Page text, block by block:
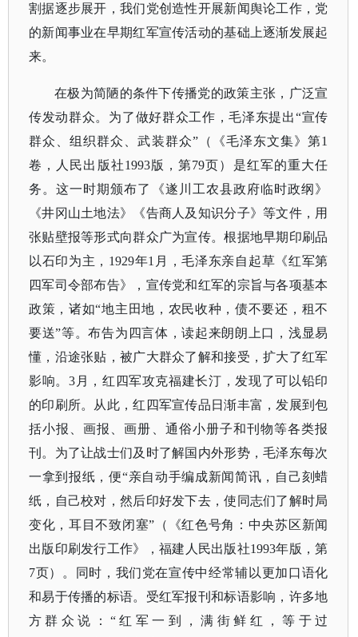
割据逐步展开，我们党创造性开展新闻舆论工作，党
的新闻事业在早期红军宣传活动的基础上逐渐发展起
来。
在极为简陋的条件下传播党的政策主张，广泛宣
传发动群众。为了做好群众工作，毛泽东提出“宣传
群众、组织群众、武装群众”（《毛泽东文集》第1
卷，人民出版社1993版，第79页）是红军的重大任
务。这一时期颁布了《遂川工农县政府临时政纲》
《井冈山土地法》《告商人及知识分子》等文件，用
张贴壁报等形式向群众广为宣传。根据地早期印刷品
以石印为主，1929年1月，毛泽东亲自起草《红军第
四军司令部布告》，宣传党和红军的宗旨与各项基本
政策，诸如“地主田地，农民收种，债不要还，租不
要送”等。布告为四言体，读起来朗朗上口，浅显易
懂，沿途张贴，被广大群众了解和接受，扩大了红军
影响。3月，红四军攻克福建长汀，发现了可以铅印
的印刷所。从此，红四军宣传品日渐丰富，发展到包
括小报、画报、画册、通俗小册子和刊物等各类报
刊。为了让战士们及时了解国内外形势，毛泽东每次
一拿到报纸，便“亲自动手编成新闻简讯，自己刻蜡
纸，自己校对，然后印好发下去，使同志们了解时局
变化，耳目不致闭塞”（《红色号角：中央苏区新闻
出版印刷发行工作》，福建人民出版社1993年版，第
7页）。同时，我们党在宣传中经常辅以更加口语化
和易于传播的标语。受红军报刊和标语影响，许多地
方群众说：“红军一到，满街鲜红，等于过